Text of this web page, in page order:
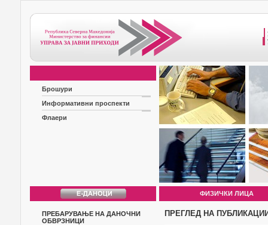
Брошури
Информативни проспекти
Флаери
ФИЗИЧКИ ЛИЦА
ПРЕБАРУВАЊЕ НА ДАНОЧНИ
ОБВРЗНИЦИ
ПРЕГЛЕД НА